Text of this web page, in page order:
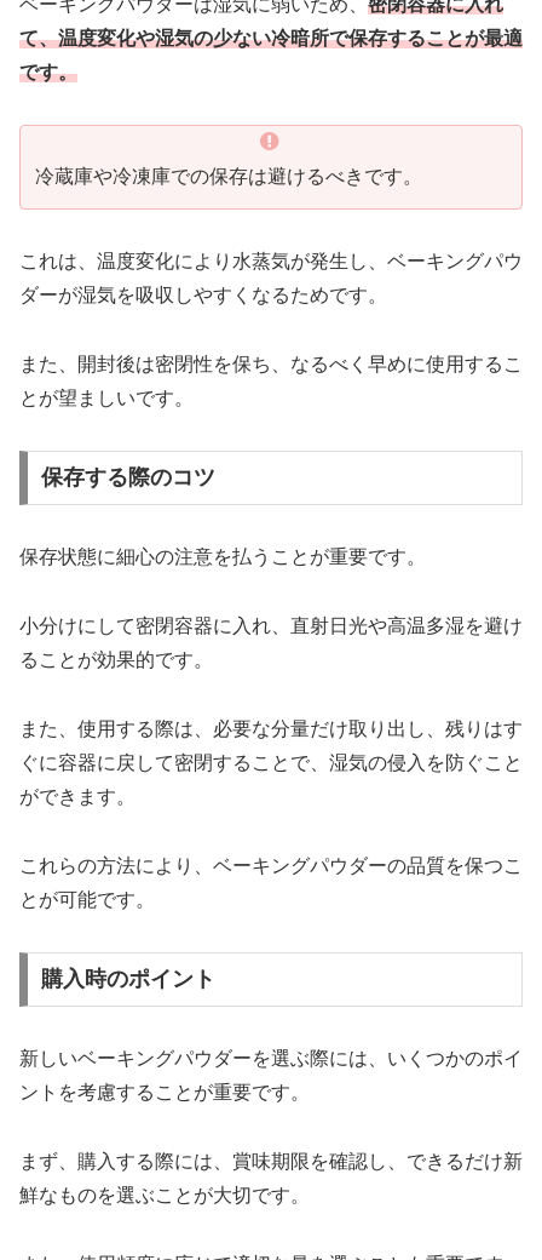
ベーキングパウダーは湿気に弱いため、 密閉容器に入れ
て、温度変化や湿気の少ない冷暗所で保存することが最適
です。
冷蔵庫や冷凍庫での保存は避けるべきです。
これは、温度変化により水蒸気が発生し、ベーキングパウ
ダーが湿気を吸収しやすくなるためです。
また、開封後は密閉性を保ち、なるべく早めに使用するこ
とが望ましいです。
保存する際のコツ
保存状態に細心の注意を払うことが重要です。
小分けにして密閉容器に入れ、直射日光や高温多湿を避け
ることが効果的です。
また、使用する際は、必要な分量だけ取り出し、残りはす
ぐに容器に戻して密閉することで、湿気の侵入を防ぐこと
ができます。
これらの方法により、ベーキングパウダーの品質を保つこ
とが可能です。
購入時のポイント
新しいベーキングパウダーを選ぶ際には、いくつかのポイ
ントを考慮することが重要です。
まず、購入する際には、賞味期限を確認し、できるだけ新
鮮なものを選ぶことが大切です。